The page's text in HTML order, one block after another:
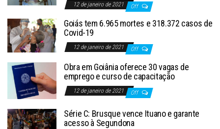
12 de janeiro de 2021 Off
Goiás tem 6.965 mortes e 318.372 casos de
Covid-19
12 de janeiro de 2021 Off
Obra em Goiânia oferece 30 vagas de
emprego e curso de capacitação
12 de janeiro de 2021 Off
Série C: Brusque vence Ituano e garante
acesso à Segundona